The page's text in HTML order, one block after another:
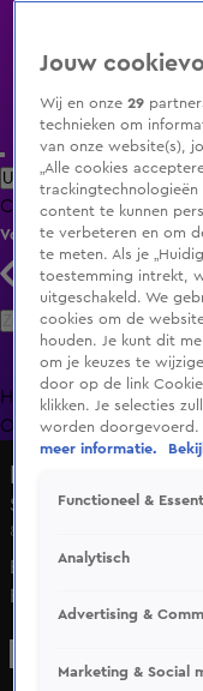
Uitzending Gemist
ClipsFilmsRadioSmart
Volg KIJK
Zoeken
HomeUitzending
Oranjezomer
Seizoen 1, aflevering
8 feb 2020, 19:00
Bekijk aflevering 6
Expeditie uit seizoen
op 8 februari, 19:00
voor alle leeftijden
Jouw
Wij en onze29
technieken om
van onze website(s),
„Alle cookies
trackingtechnologieën
content te kunnen
te verbeteren en om
te meten. Als je
toestemming intrekt,
uitgeschakeld. We
cookies om de
houden. Je kunt dit
om je keuzes te
door op de link
klikken. Je selecties
worden doorgevoerd.
meer informatie.
Functioneel &
Analytisch
Advertising &
Marketing & Social